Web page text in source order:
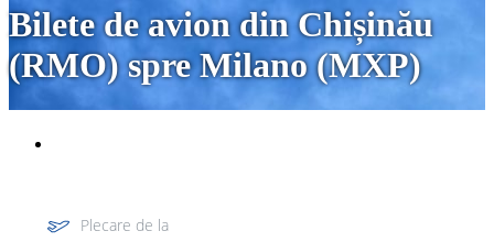
Bilete de avion din Chișinău
(RMO) spre Milano (MXP)
Plecare de la